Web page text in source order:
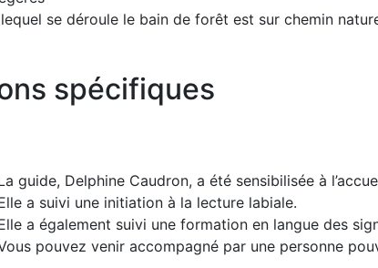
se déroule le bain de forêt est sur chemin
spécifiques
guide, Delphine Caudron, a été sensibilisée à
a suivi une initiation à la lecture labiale.
a également suivi une formation en langue des
pouvez venir accompagné par une personne